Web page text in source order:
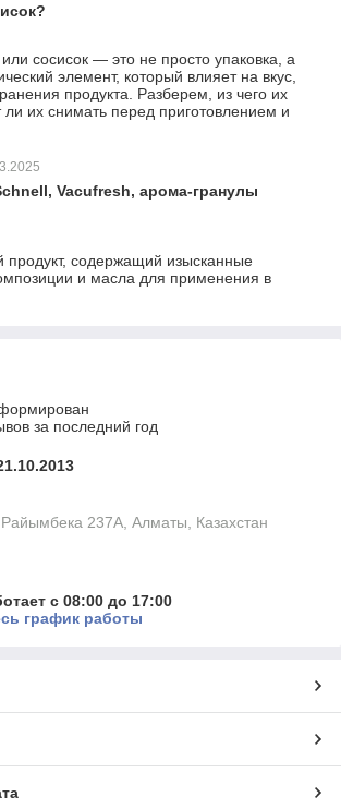
сосисок — это не просто упаковка, а
элемент, который влияет на вкус,
продукта. Разберем, из чего их
ли их снимать перед приготовлением и
Vacufresh, арома-гранулы
продукт, содержащий изысканные
и масла для применения в
за последний год
237А, Алматы, Казахстан
с 08:00 до 17:00
график работы